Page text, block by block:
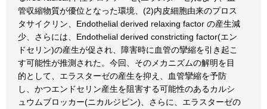
管収縮物質が優位となった環境、(2)内皮細胞由来のプロス
タサイクリン、Endothelial derived relaxing factor の産生減
少、さらには、Endothelial derived constricting factor(エン
ドセリン)の産生が促され、障害時に血管の攣縮を引き起こ
す可能性が推測された。今回、そのメカニズムの解明を目
的として、エラスターゼの産生を抑え、血管攣縮を予防
し、かつエンドセリン産生を阻害する可能性のあるカルシ
ュウムブロッカー(ニカルジピン)、さらに、エラスターゼの